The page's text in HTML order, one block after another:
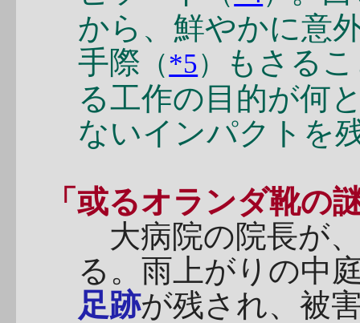
から、鮮やかに意
手際 （*5）
もさる
る工作の目的が何
ないインパクトを
「或るオランダ靴の
大病院の院長が
る。雨上がりの中
足跡が残され、被